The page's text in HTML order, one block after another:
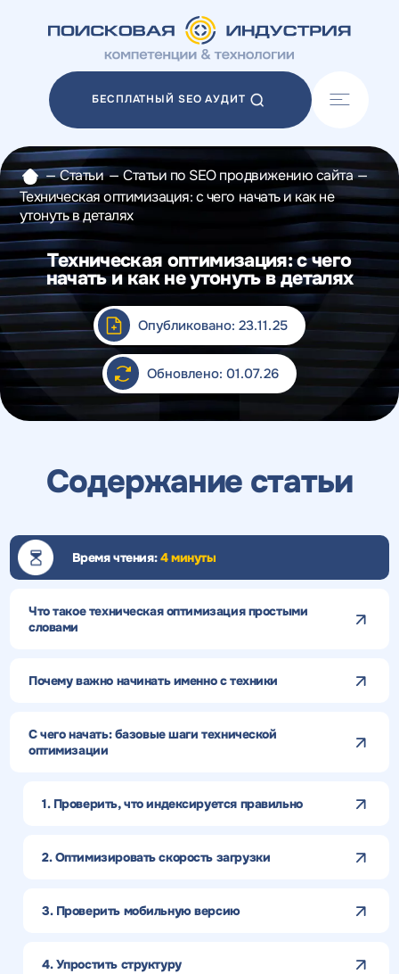
БЕСПЛАТНЫЙ SEO АУДИТ
Акции
Отзывы
Разработка сайтов
Разработка прототипов
Разработка контента
Реклама у блогеров
Веб-аналитика
— Статьи — Статьи по SEO продвижению сайта —
Техническая оптимизация: с чего начать и как не
утонуть в деталях
Техническая оптимизация: с чего
начать и как не утонуть в деталях
Опубликовано: 23.11.25
Обновлено: 01.07.26
Содержание статьи
Время чтения:4 минуты
Что такое техническая оптимизация простыми
словами
Почему важно начинать именно с техники
С чего начать: базовые шаги технической
оптимизации
1. Проверить, что индексируется правильно
2. Оптимизировать скорость загрузки
3. Проверить мобильную версию
4. Упростить структуру